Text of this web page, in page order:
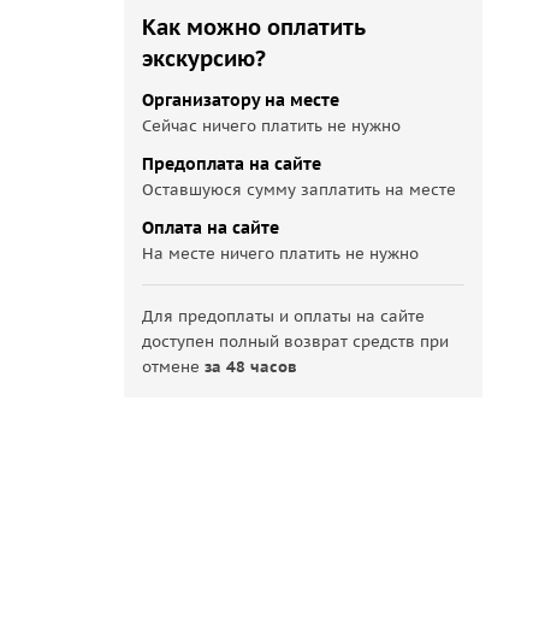
Как можно оплатить
экскурсию?
Организатору на месте
Сейчас ничего платить не нужно
Предоплата на сайте
Оставшуюся сумму заплатить на месте
Оплата на сайте
На месте ничего платить не нужно
Для предоплаты и оплаты на сайте
доступен полный возврат средств при
отменеза 48 часов